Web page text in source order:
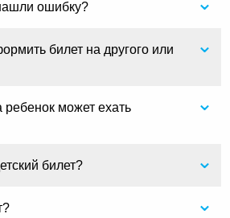
ошибку?
билет на другого или
ребенок может ехать
билет?